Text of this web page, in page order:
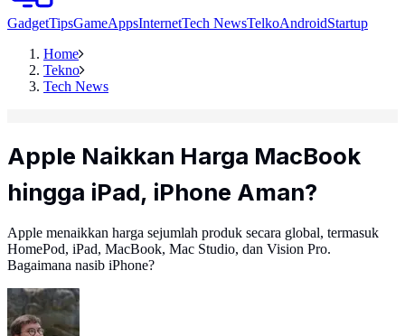
GadgetTipsGameAppsInternetTech NewsTelkoAndroidStartup
Home
Tekno
Tech News
Apple Naikkan Harga MacBook
hingga iPad, iPhone Aman?
Apple menaikkan harga sejumlah produk secara global, termasuk
HomePod, iPad, MacBook, Mac Studio, dan Vision Pro.
Bagaimana nasib iPhone?